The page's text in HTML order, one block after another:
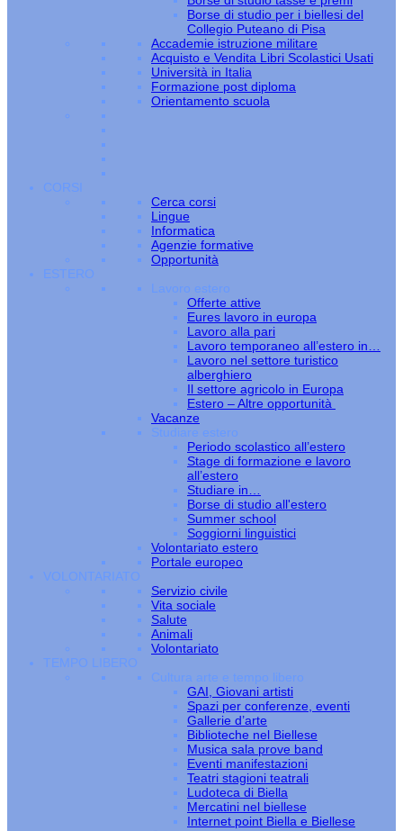
Borse di studio per i biellesi del
Collegio Puteano di Pisa
Accademie istruzione militare
Acquisto e Vendita Libri Scolastici Usati
Università in Italia
Formazione post diploma
Orientamento scuola
CORSI
Cerca corsi
Lingue
Informatica
Agenzie formative
Opportunità
ESTERO
Lavoro estero
Offerte attive
Eures lavoro in europa
Lavoro alla pari
Lavoro temporaneo all’estero in…
Lavoro nel settore turistico
alberghiero
Il settore agricolo in Europa
Estero – Altre opportunità
Vacanze
Studiare estero
Periodo scolastico all’estero
Stage di formazione e lavoro
all’estero
Studiare in…
Borse di studio all'estero
Summer school
Soggiorni linguistici
Volontariato estero
Portale europeo
VOLONTARIATO
Servizio civile
Vita sociale
Salute
Animali
Volontariato
TEMPO LIBERO
Cultura arte e tempo libero
GAI, Giovani artisti
Spazi per conferenze, eventi
Gallerie d’arte
Biblioteche nel Biellese
Musica sala prove band
Eventi manifestazioni
Teatri stagioni teatrali
Ludoteca di Biella
Mercatini nel biellese
Internet point Biella e Biellese